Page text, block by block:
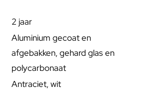
2 jaar
Aluminium gecoat en
afgebakken, gehard glas en
polycarbonaat
Antraciet, wit